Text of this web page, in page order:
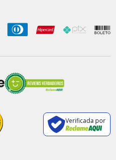
Verificada por